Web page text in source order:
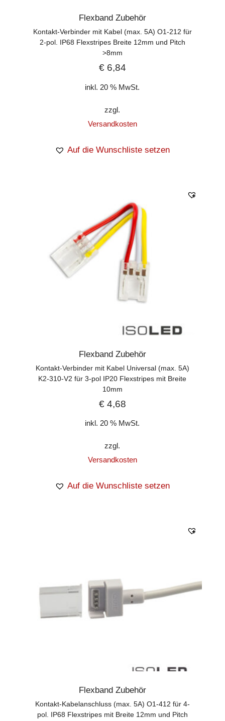
Flexband Zubehör
Kontakt-Verbinder mit Kabel (max. 5A) O1-212 für
2-pol. IP68 Flexstripes Breite 12mm und Pitch
>8mm
€6,84
inkl. 20 % MwSt.
zzgl.
Versandkosten
Auf die Wunschliste setzen
Flexband Zubehör
Kontakt-Verbinder mit Kabel Universal (max. 5A)
K2-310-V2 für 3-pol IP20 Flexstripes mit Breite
10mm
€4,68
inkl. 20 % MwSt.
zzgl.
Versandkosten
Auf die Wunschliste setzen
Flexband Zubehör
Kontakt-Kabelanschluss (max. 5A) O1-412 für 4-
pol. IP68 Flexstripes mit Breite 12mm und Pitch